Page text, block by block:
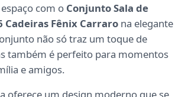
com o Conjunto Sala de
Cadeiras Fênix Carraro na elegante
não só traz um toque de
também é perfeito para momentos
e amigos.
oferece um design moderno que se